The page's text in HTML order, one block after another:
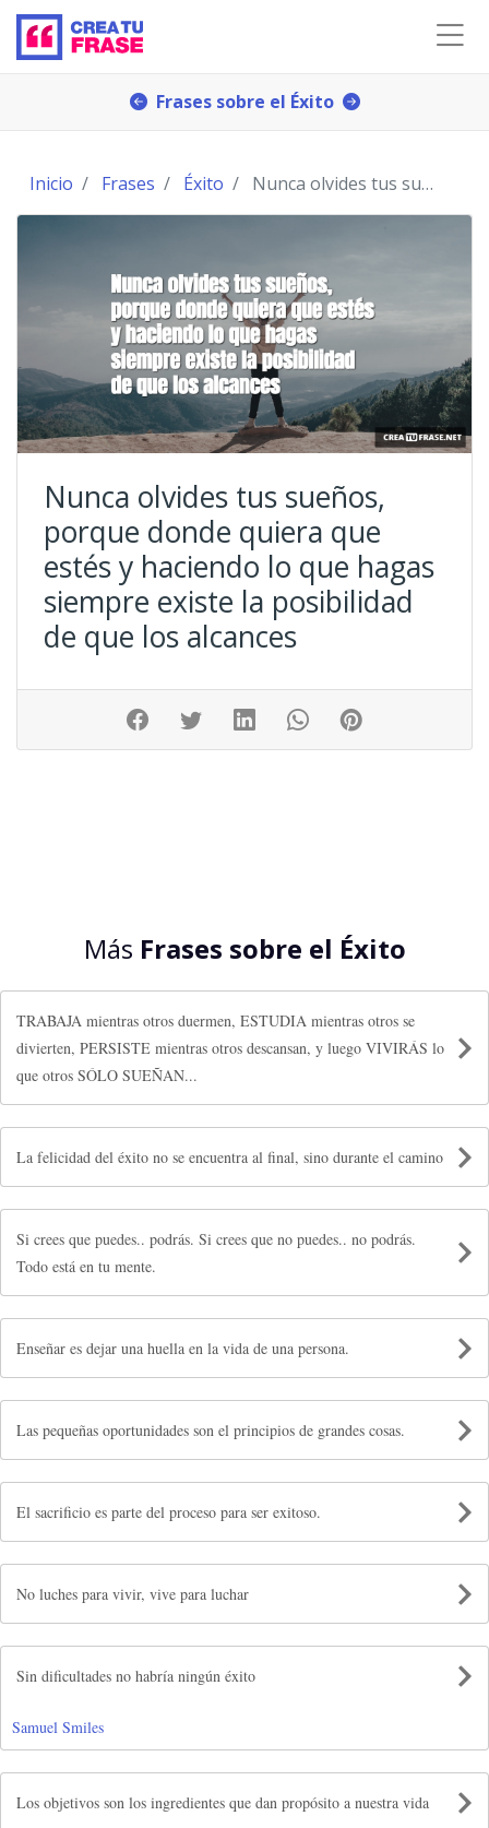
Frases sobre el Éxito
Inicio Frases Éxito Nunca olvides tus sueños, porque donde quiera que
Nunca olvides tus sueños,
porque donde quiera que
estés y haciendo lo que hagas
siempre existe la posibilidad
de que los alcances
Más Frases sobre el Éxito
TRABAJA mientras otros duermen, ESTUDIA mientras otros se
divierten, PERSISTE mientras otros descansan, y luego VIVIRÁS lo
que otros SÓLO SUEÑAN...
La felicidad del éxito no se encuentra al final, sino durante el camino
Si crees que puedes.. podrás. Si crees que no puedes.. no podrás.
Todo está en tu mente.
Enseñar es dejar una huella en la vida de una persona.
Las pequeñas oportunidades son el principios de grandes cosas.
El sacrificio es parte del proceso para ser exitoso.
No luches para vivir, vive para luchar
Sin dificultades no habría ningún éxito
Samuel Smiles
Los objetivos son los ingredientes que dan propósito a nuestra vida